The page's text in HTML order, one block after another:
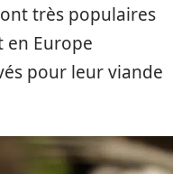
très populaires
en Europe
pour leur viande